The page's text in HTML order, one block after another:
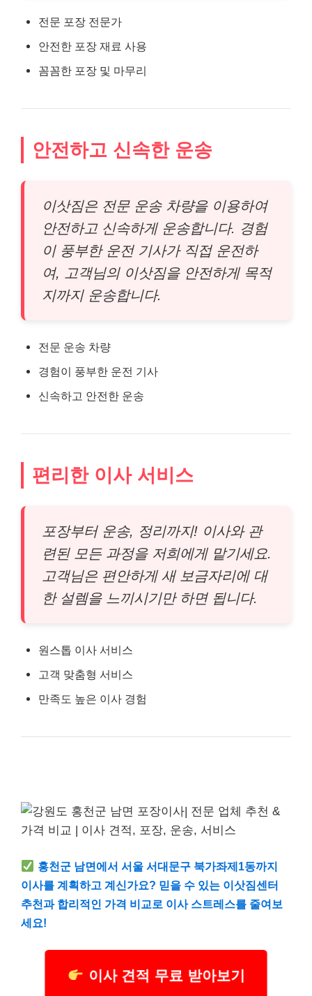
전문 포장 전문가
안전한 포장 재료 사용
꼼꼼한 포장 및 마무리
안전하고 신속한 운송
이삿짐은 전문 운송 차량을 이용하여
안전하고 신속하게 운송합니다. 경험
이 풍부한 운전 기사가 직접 운전하
여, 고객님의 이삿짐을 안전하게 목적
지까지 운송합니다.
전문 운송 차량
경험이 풍부한 운전 기사
신속하고 안전한 운송
편리한 이사 서비스
포장부터 운송, 정리까지! 이사와 관
련된 모든 과정을 저희에게 맡기세요.
고객님은 편안하게 새 보금자리에 대
한 설렘을 느끼시기만 하면 됩니다.
원스톱 이사 서비스
고객 맞춤형 서비스
만족도 높은 이사 경험
홍천군 남면에서 서울 서대문구 북가좌제1동까지
이사를 계획하고 계신가요? 믿을 수 있는 이삿짐센터
추천과 합리적인 가격 비교로 이사 스트레스를 줄여보
세요!
이사 견적 무료 받아보기